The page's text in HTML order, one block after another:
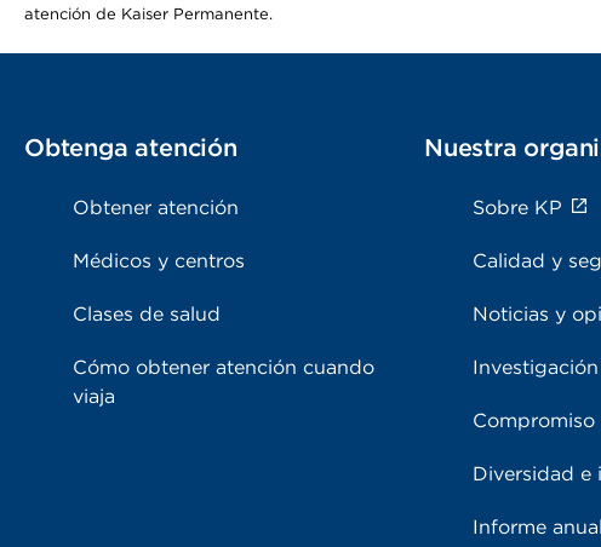
atención de Kaiser Permanente.
Obtenga atención
Obtener atención
Médicos y centros
Clases de salud
Cómo obtener atención cuando
viaja
Nuestra
Sobre KP
Calidad y
Noticias y
Investigación
Diversidad e
Informe anual